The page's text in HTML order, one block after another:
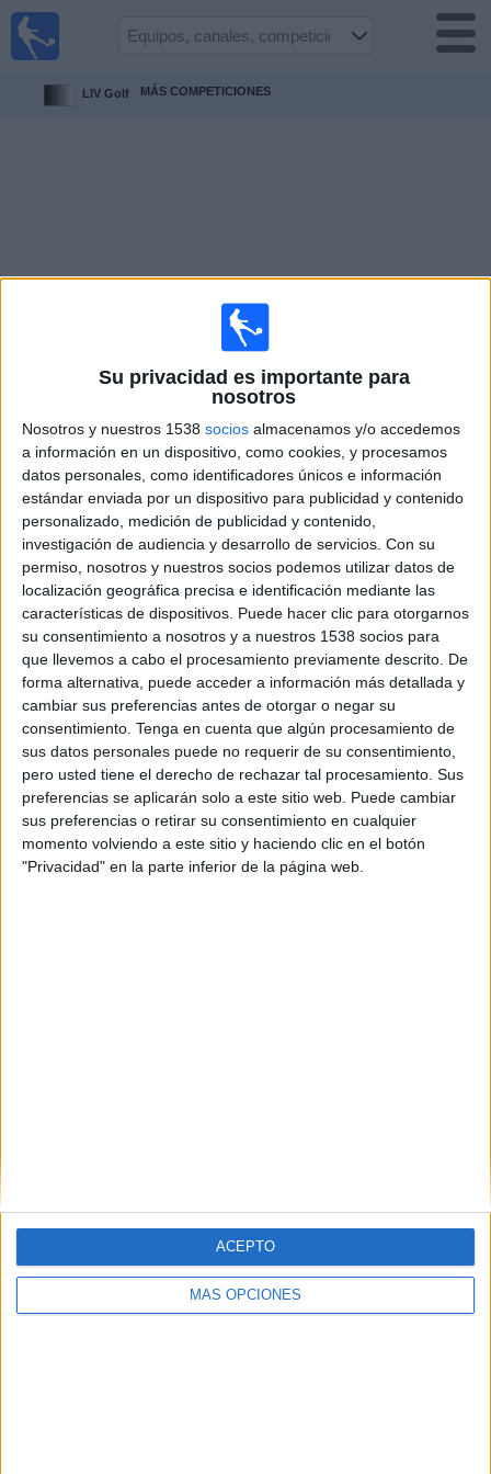
Su privacidad es importante para
nosotros
Nosotros y nuestros 1538 socios almacenamos y/o accedemos
a información en un dispositivo, como cookies, y procesamos
datos personales, como identificadores únicos e información
estándar enviada por un dispositivo para publicidad y contenido
personalizado, medición de publicidad y contenido,
investigación de audiencia y desarrollo de servicios. Con su
permiso, nosotros y nuestros socios podemos utilizar datos de
localización geográfica precisa e identificación mediante las
características de dispositivos. Puede hacer clic para otorgarnos
su consentimiento a nosotros y a nuestros 1538 socios para
que llevemos a cabo el procesamiento previamente descrito. De
forma alternativa, puede acceder a información más detallada y
cambiar sus preferencias antes de otorgar o negar su
consentimiento. Tenga en cuenta que algún procesamiento de
sus datos personales puede no requerir de su consentimiento,
pero usted tiene el derecho de rechazar tal procesamiento. Sus
preferencias se aplicarán solo a este sitio web. Puede cambiar
sus preferencias o retirar su consentimiento en cualquier
momento volviendo a este sitio y haciendo clic en el botón
"Privacidad" en la parte inferior de la página web.
MÁS OPCIONES
ACEPTO
LIV Golf MÁS COMPETICIONES
¿Dónde ver Golf en Colombia?
Partidos de hoy viernes, 7/08/2026
11:30 LIV Golf
DSPORTS+ Plus (613/1613)
DGO
Amazon Prime Video (Ver en vivo)
Paramount+
DAZN (Ver en directo)
Fútbol en
Guía de
Canales
TV
Otros
Deportes
Noticias